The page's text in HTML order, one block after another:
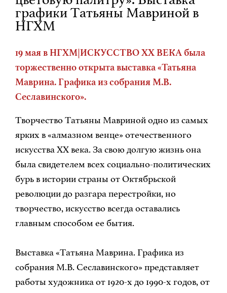
графики Татьяны Мавриной в
НГХМ
19 мая в НГХМ|ИСКУССТВО XX ВЕКА была
торжественно открыта выставка «Татьяна
Маврина. Графика из собрания М.В.
Сеславинского».
Творчество Татьяны Мавриной одно из самых
ярких в «алмазном венце» отечественного
искусства XX века. За свою долгую жизнь она
была свидетелем всех социально-политических
бурь в истории страны от Октябрьской
революции до разгара перестройки, но
творчество, искусство всегда оставались
главным способом ее бытия.
Выставка «Татьяна Маврина. Графика из
собрания М.В. Сеславинского» представляет
работы художника от 1920-х до 1990-х годов, от